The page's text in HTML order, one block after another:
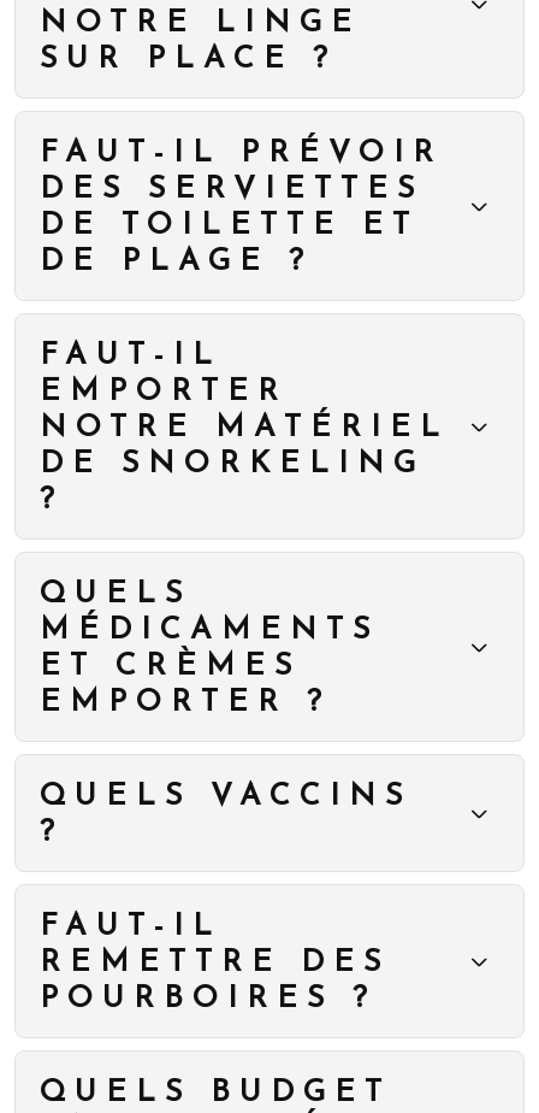
NOTRE LINGE
SUR PLACE ?
FAUT-IL PRÉVOIR
DES SERVIETTES
DE TOILETTE ET
DE PLAGE ?
FAUT-IL
EMPORTER
NOTRE MATÉRIEL
DE SNORKELING
?
QUELS
MÉDICAMENTS
ET CRÈMES
EMPORTER ?
QUELS VACCINS
?
FAUT-IL
REMETTRE DES
POURBOIRES ?
QUELS BUDGET